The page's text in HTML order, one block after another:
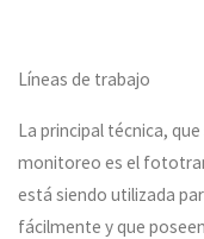
Líneas de trabajo
La principal técnica,
monitoreo es el
está siendo utilizada
fácilmente y que